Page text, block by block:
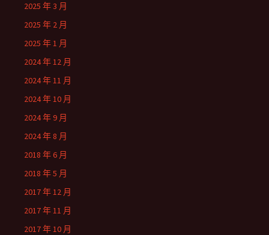
2025 年 3 月
2025 年 2 月
2025 年 1 月
2024 年 12 月
2024 年 11 月
2024 年 10 月
2024 年 9 月
2024 年 8 月
2018 年 6 月
2018 年 5 月
2017 年 12 月
2017 年 11 月
2017 年 10 月